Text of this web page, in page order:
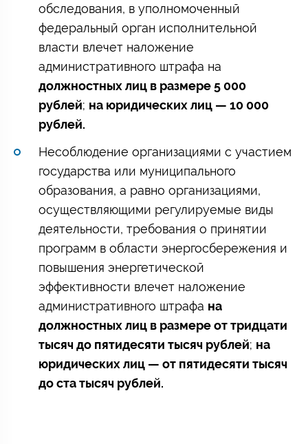
обследования, в уполномоченный
федеральный орган исполнительной
власти влечет наложение
административного штрафа на
должностных лиц в размере 5 000
рублей; на юридических лиц — 10 000
рублей.
Несоблюдение организациями с участием
государства или муниципального
образования, а равно организациями,
осуществляющими регулируемые виды
деятельности, требования о принятии
программ в области энергосбережения и
повышения энергетической
эффективности влечет наложение
административного штрафа на
должностных лиц в размере от тридцати
тысяч до пятидесяти тысяч рублей; на
юридических лиц — от пятидесяти тысяч
до ста тысяч рублей.